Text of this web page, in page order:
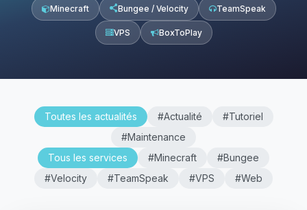
Minecraft Bungee / Velocity TeamSpeak
VPS BoxToPlay
Toutes les actualités #Actualité
#Tutoriel
#Maintenance
Tous les services
#Minecraft
#Bungee
#Velocity
#TeamSpeak #VPS #Web